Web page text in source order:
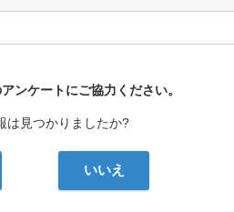
ンケートにご協力ください。
は見つかりましたか?
いいえ